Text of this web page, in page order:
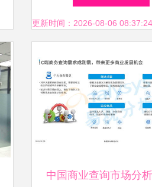
更新时间：2026-08-06 08:37:24
中国商业查询市场分